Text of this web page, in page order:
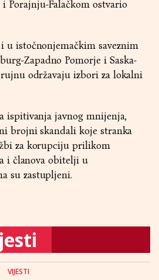
Porajnju-Falačkom ostvario
u istočnonjemačkim saveznim
Zapadno Pomorje i Saska-
održavaju izbori za lokalni
ispitivanja javnog mnijenja,
brojni skandali koje stranka
za korupciju prilikom
i članova obitelji u
su zastupljeni.
VIJESTI